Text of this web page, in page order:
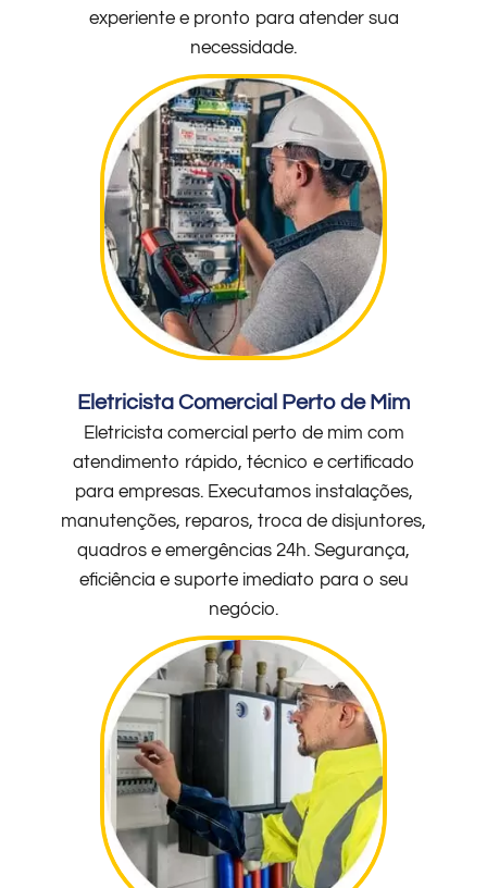
experiente e pronto para atender sua
necessidade.
Eletricista Comercial Perto de Mim
Eletricista comercial perto de mim com
atendimento rápido, técnico e certificado
para empresas. Executamos instalações,
manutenções, reparos, troca de disjuntores,
quadros e emergências 24h. Segurança,
eficiência e suporte imediato para o seu
negócio.